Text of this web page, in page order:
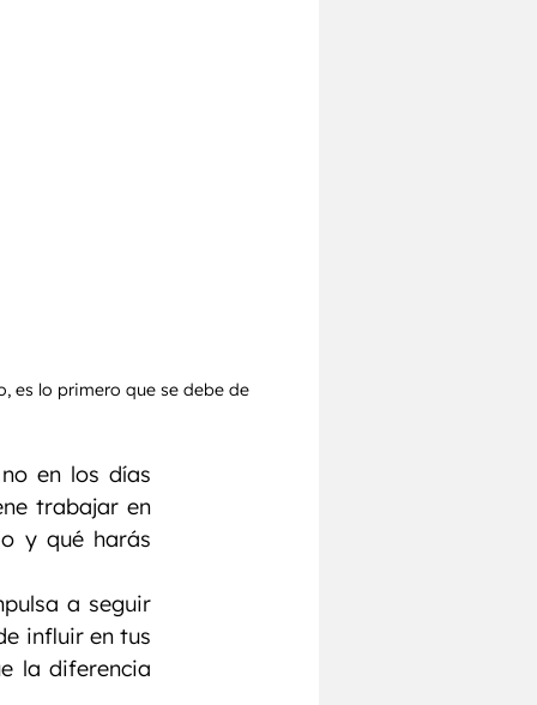
es lo primero que se debe de
en los días
trabajar en
y qué harás
a seguir
influir en tus
la diferencia